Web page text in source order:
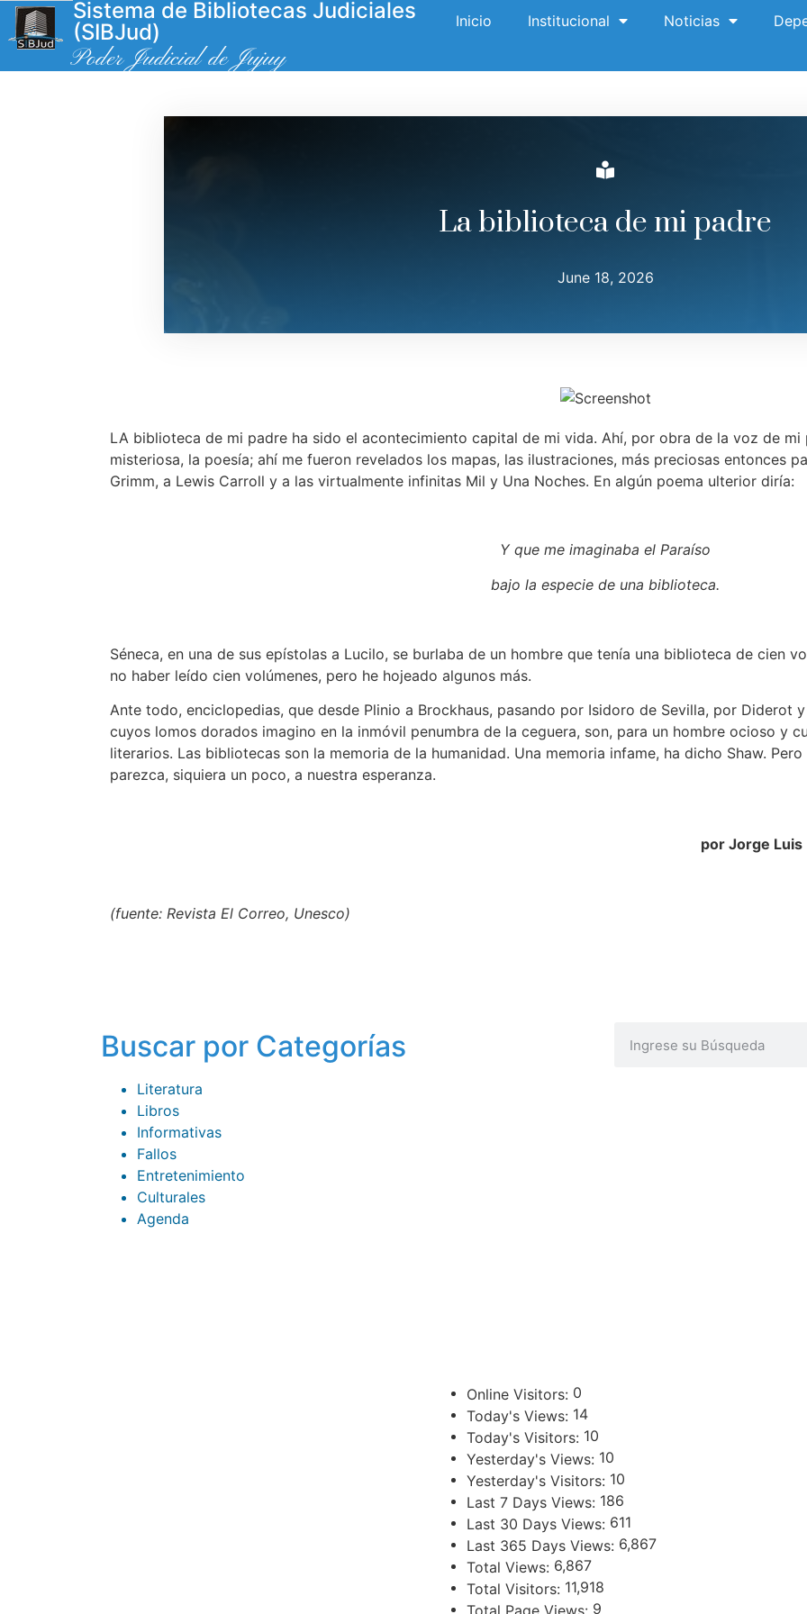
Sistema de Bibliotecas Judiciales
(SIBJud)
Poder Judicial de Jujuy
Inicio Institucional Noticias
La biblioteca de mi padre
June 18, 2026
LA biblioteca de mi padre ha sido el acontecimiento capital de mi vida. Ahí, por obra de la voz de mi
misteriosa, la poesía; ahí me fueron revelados los mapas, las ilustraciones, más preciosas entonces
Grimm, a Lewis Carroll y a las virtualmente infinitas Mil y Una Noches. En algún poema ulterior diría:
Y que me imaginaba el Paraíso
bajo la especie de una biblioteca.
Séneca, en una de sus epístolas a Lucilo, se burlaba de un hombre que tenía una biblioteca de cien
no haber leído cien volúmenes, pero he hojeado algunos más.
Ante todo, enciclopedias, que desde Plinio a Brockhaus, pasando por Isidoro de Sevilla, por Diderot
cuyos lomos dorados imagino en la inmóvil penumbra de la ceguera, son, para un hombre ocioso y
literarios. Las bibliotecas son la memoria de la humanidad. Una memoria infame, ha dicho Shaw.
parezca, siquiera un poco, a nuestra esperanza.
por Jorge Luis
(fuente: Revista El Correo, Unesco)
Buscar por Categorías
Literatura
Libros
Informativas
Fallos
Entretenimiento
Culturales
Agenda
Online Visitors: 0
Today's Views: 14
Today's Visitors: 10
Yesterday's Views: 10
Yesterday's Visitors: 10
Last 7 Days Views: 186
Last 30 Days Views: 611
Last 365 Days Views: 6,867
Total Views: 6,867
Total Visitors: 11,918
Total Page Views: 9